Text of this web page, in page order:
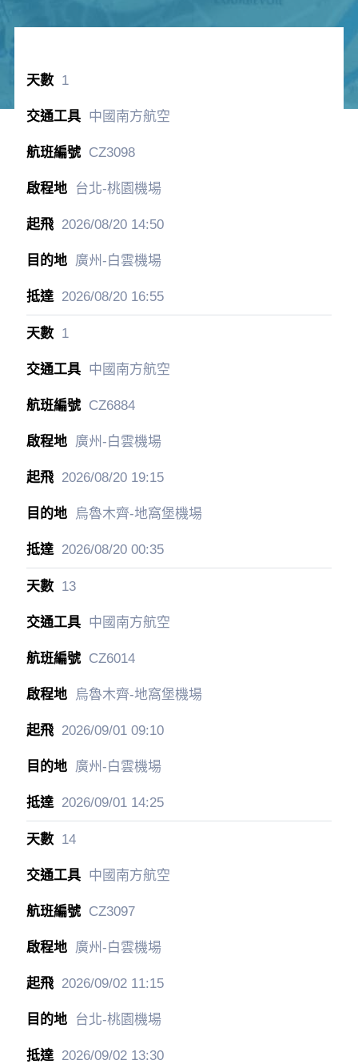
1
中國南方航空
CZ3098
台北-桃園機場
2026/08/2014:50
廣州-白雲機場
2026/08/2016:55
1
中國南方航空
CZ6884
廣州-白雲機場
2026/08/2019:15
烏魯木齊-地窩堡機場
2026/08/2000:35
13
中國南方航空
CZ6014
烏魯木齊-地窩堡機場
2026/09/0109:10
廣州-白雲機場
2026/09/0114:25
14
中國南方航空
CZ3097
廣州-白雲機場
2026/09/0211:15
台北-桃園機場
2026/09/0213:30